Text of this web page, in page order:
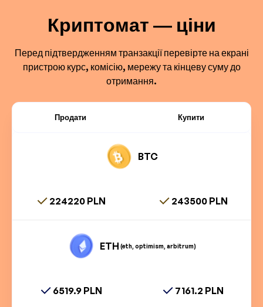
Криптомат — ціни
Перед підтвердженням транзакції перевірте на екрані
пристрою курс, комісію, мережу та кінцеву суму до
отримання.
Продати Купити
BTC
224220 PLN 243500 PLN
ETH (eth, optimism, arbitrum)
6519.9 PLN 7161.2 PLN